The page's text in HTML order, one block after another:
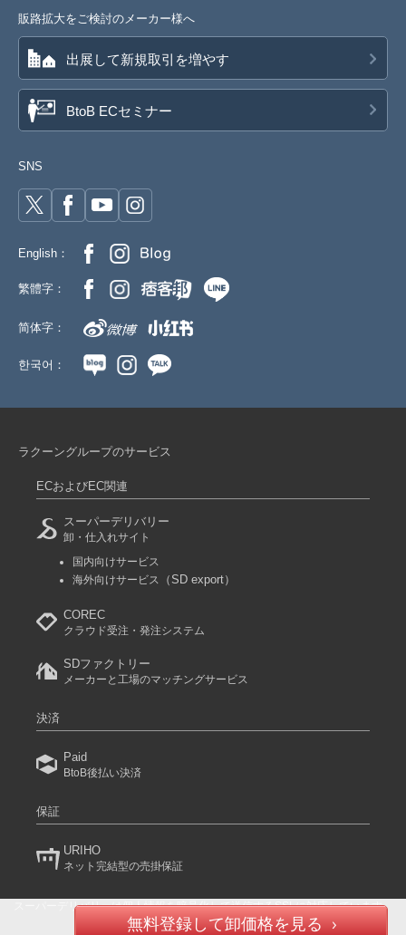
無料登録して卸価格を見る
販路拡大をご検討のメーカー様へ
出展して新規取引を増やす
BtoB ECセミナー
SNS
English：
繁體字：
简体字：
한국어：
ラクーングループのサービス
ECおよびEC関連
スーパーデリバリー
卸・仕入れサイト
国内向けサービス
海外向けサービス
（SD export）
COREC
クラウド受注・発注システム
SDファクトリー
メーカーと工場のマッチングサービス
決済
Paid
BtoB後払い決済
保証
URIHO
ネット完結型の売掛保証
スーパーデリバリーは個人情報を暗号化して送信するSSLに対応しています。
(C) 2024 RACCOON COMMERCE, Inc. All rights reserved.